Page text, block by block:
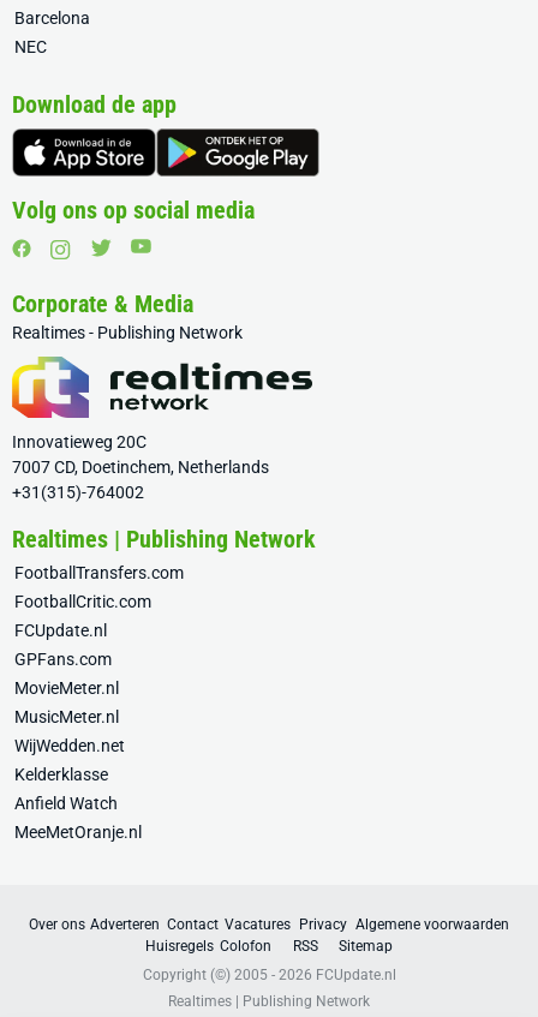
Barcelona
NEC
Download de app
Volg ons op social media
Corporate & Media
Realtimes - Publishing Network
Innovatieweg 20C
7007 CD, Doetinchem, Netherlands
+31(315)-764002
Realtimes | Publishing Network
FootballTransfers.com
FootballCritic.com
FCUpdate.nl
GPFans.com
MovieMeter.nl
MusicMeter.nl
WijWedden.net
Kelderklasse
Anfield Watch
MeeMetOranje.nl
Over ons Adverteren Contact Vacatures Privacy Algemene voorwaarden
Huisregels Colofon RSS
Sitemap
Copyright (©) 2005 - 2026 FCUpdate.nl
Realtimes | Publishing Network